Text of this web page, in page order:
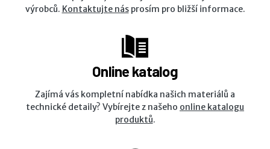
výrobců. Kontaktujte násprosím pro bližší informace.
Online katalog
Zajímá vás kompletní nabídka našich materiálů a
technické detaily? Vybírejte z našeho online katalogu
produktů.